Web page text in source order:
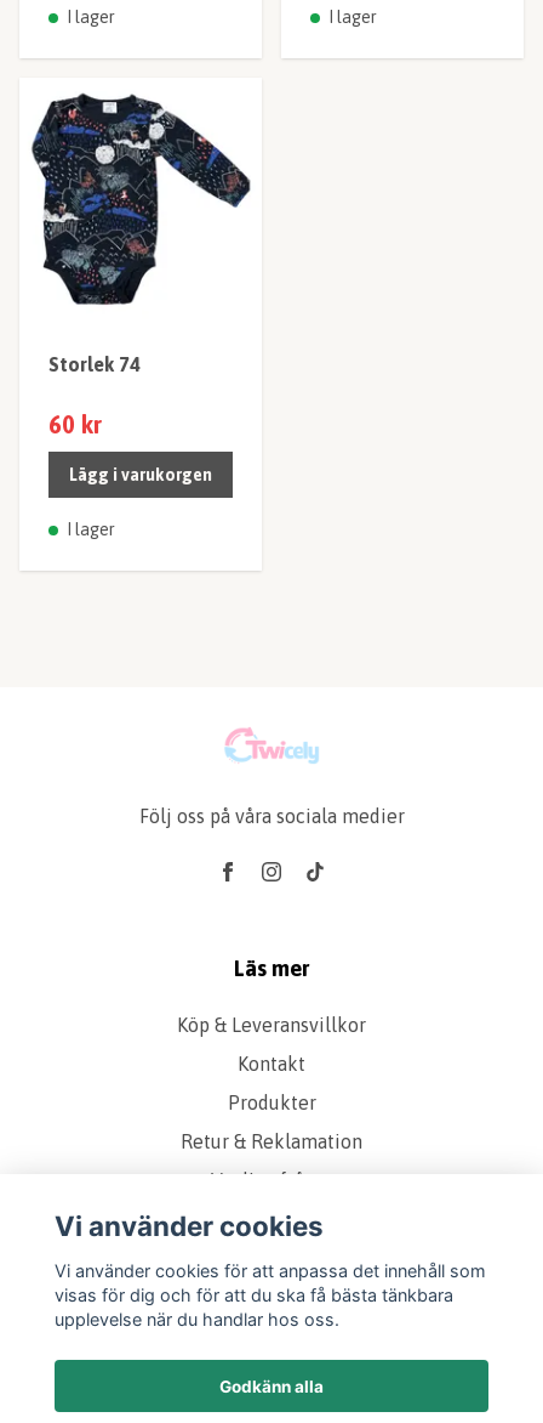
I lager I lager
Storlek 74
60 kr
Lägg i varukorgen
I lager
Följ oss på våra sociala medier
Läs mer
Köp & Leveransvillkor
Kontakt
Produkter
Retur & Reklamation
Vanliga frågor
Om oss
Storleks & Kvalitetsguide
Vi använder cookies
Vi använder cookies för att anpassa det innehåll som
visas för dig och för att du ska få bästa tänkbara
upplevelse när du handlar hos oss.
Godkänn alla